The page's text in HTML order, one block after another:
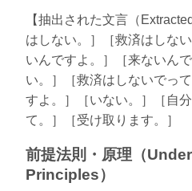
【抽出された文言（
はしない。］［救済はしな
いんですよ。］［来ないん
い。］［救済はしないでっ
すよ。］［いない。］［自
て。］［受け取ります。］
前提法則・原理（
Principles）